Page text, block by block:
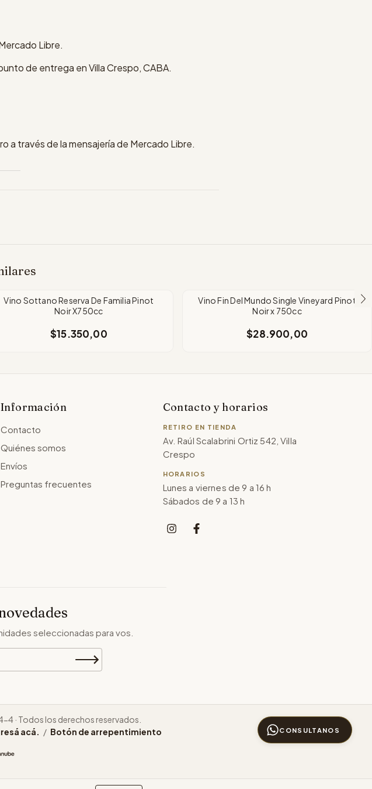
Libre.
de entrega en Villa Crespo, CABA.
a través de la mensajería de Mercado Libre.
Vino Sottano Reserva De Familia Pinot
Noir X750cc
$15.350,00
Vino Fin Del Mundo Single Vineyard Pinot
Noir x 750cc
$28.900,00
CONSULTANOS
Información
Contacto
Quiénes somos
Envíos
Preguntas frecuentes
Contacto y horarios
RETIRO EN TIENDA
Av. Raúl Scalabrini Ortiz 542, Villa
Crespo
HORARIOS
Lunes a viernes de 9 a 16 h
Sábados de 9 a 13 h
seleccionadas para vos.
· Todos los derechos reservados.
acá. / Botón de arrepentimiento